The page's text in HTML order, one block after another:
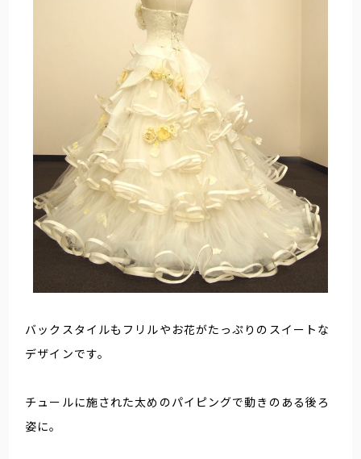
バックスタイルもフリルやお花がたっぷりのスイートな
デザインです。
チュールに施された太めのパイピングで動きのある後ろ
姿に。